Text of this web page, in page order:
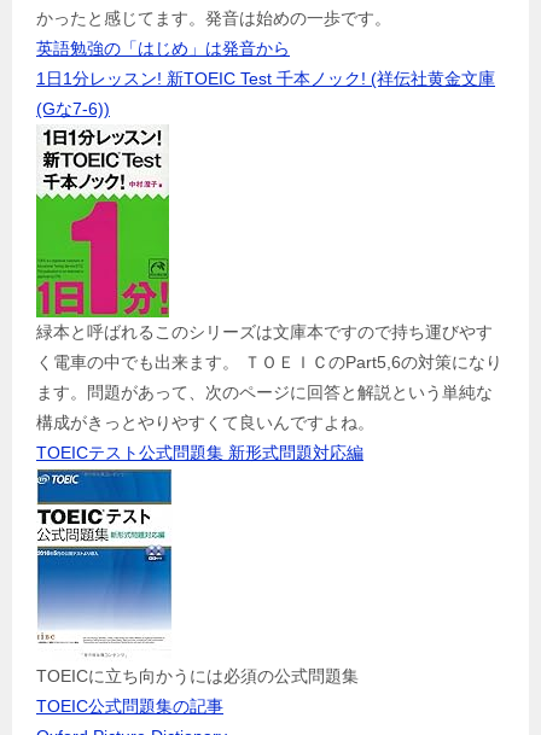
かったと感じてます。発音は始めの一歩です。
英語勉強の「はじめ」は発音から
1日1分レッスン! 新TOEIC Test 千本ノック! (祥伝社黄金文庫
(Gな7-6))
緑本と呼ばれるこのシリーズは文庫本ですので持ち運びやす
く電車の中でも出来ます。 ＴＯＥＩＣのPart5,6の対策になり
ます。問題があって、次のページに回答と解説という単純な
構成がきっとやりやすくて良いんですよね。
TOEICテスト公式問題集 新形式問題対応編
TOEICに立ち向かうには必須の公式問題集
TOEIC公式問題集の記事